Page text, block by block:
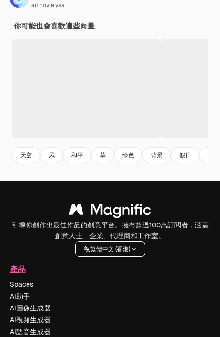
artnovielysa
你可能也會喜歡這些向量
天空 风 和平 草 绿色 背景 假日 美丽
引導你創作出最佳作品的創意平台。擁有超過100萬訂閱者，涵蓋
創意人士、企業、代理商和工作室。
繁體中文 (香港)
產品
Spaces
AI助手
AI圖像生成器
AI視頻生成器
AI語音生成器